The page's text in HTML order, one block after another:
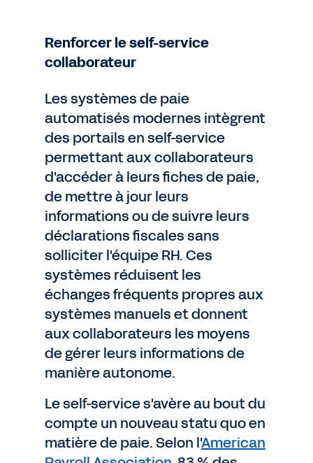
Renforcer le self-service
collaborateur
Les systèmes de paie
automatisés modernes intègrent
des portails en self-service
permettant aux collaborateurs
d'accéder à leurs fiches de paie,
de mettre à jour leurs
informations ou de suivre leurs
déclarations fiscales sans
solliciter l'équipe RH. Ces
systèmes réduisent les
échanges fréquents propres aux
systèmes manuels et donnent
aux collaborateurs les moyens
de gérer leurs informations de
manière autonome.
Le self-service s'avère au bout du
compte un nouveau statu quo en
matière de paie. Selon l'American